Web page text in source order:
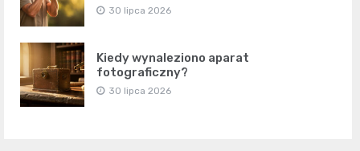
30 lipca 2026
Kiedy wynaleziono aparat
fotograficzny?
30 lipca 2026